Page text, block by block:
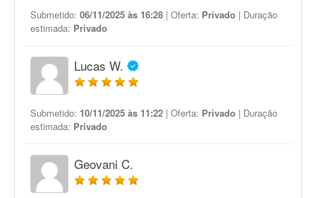
Submetido: 06/11/2025 às 16:28 | Oferta: Privado | Duração
estimada: Privado
Lucas W.
Submetido: 10/11/2025 às 11:22 | Oferta: Privado | Duração
estimada: Privado
Geovani C.